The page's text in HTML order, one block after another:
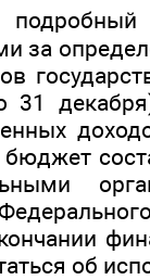
за
об